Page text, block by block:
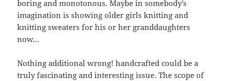
boring and monotonous. Maybe in somebody’s
imagination is showing older girls knitting and
knitting sweaters for his or her granddaughters
now…
Nothing additional wrong! handcrafted could be a
truly fascinating and interesting issue. The scope of